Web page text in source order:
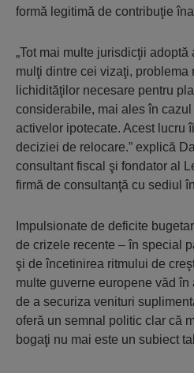
formă legitimă de contribuţie
„Tot mai multe jurisdicţii
mulţi dintre cei vizaţi, problema
lichidităţilor necesare pentru
considerabile, mai ales în
activelor ipotecate. Acest lucru
deciziei de relocare.” explică
consultant fiscal şi fondator al
firmă de consultanţă cu sediul
Impulsionate de deficite
de crizele recente – în special
şi de încetinirea ritmului de
multe guverne europene văd în
de a securiza venituri
oferă un semnal politic clar că
bogaţi nu mai este un subiect